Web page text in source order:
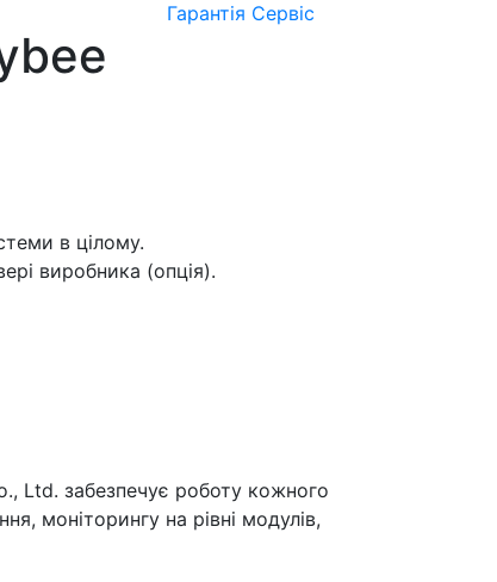
Гарантія Сервіс
в цілому.
виробника (опція).
Ltd. забезпечує роботу кожного
моніторингу на рівні модулів,